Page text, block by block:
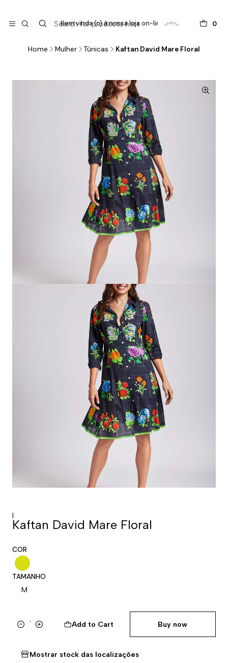
0
Bem vinda (o) à nossa loja on-line !
Home Mulher Túnicas Kaftan David Mare Floral
|
Kaftan David Mare Floral
COR
TAMANHO
M
Quantity
Add to Cart Buy now
Mostrar stock das localizações